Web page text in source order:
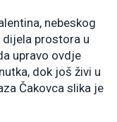
nebeskog
prostora u
upravo ovdje
dok još živi u
Čakovca slika je